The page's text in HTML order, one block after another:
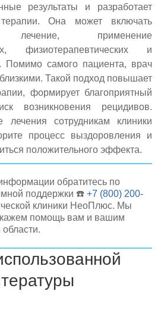
результаты и разработает
Она может включать
лечение, применение
физиотерапевтических и
Помимо самого пациента, врач
Такой подход повышает
формирует благоприятный
возникновения рецидивов.
лечения сотрудникам клиники
процесс выздоровления и
положительного эффекта.
обратитесь по
поддержки ☎️ +7 (800) 200-
клиники НеоПлюс. Мы
помощь вам и вашим